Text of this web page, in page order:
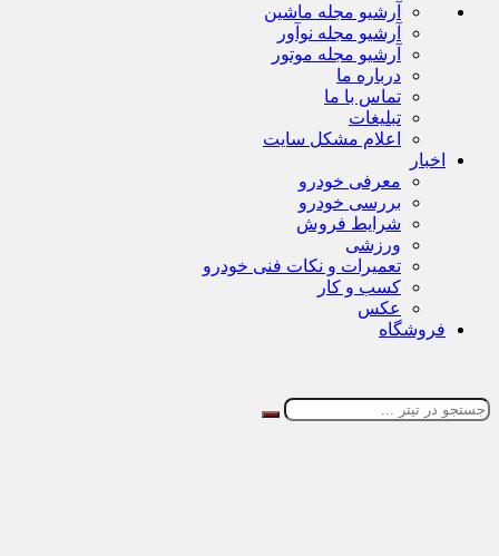
آرشیو مجله ماشین
آرشیو مجله نوآور
آرشیو مجله موتور
درباره ما
تماس با ما
تبلیغات
اعلام مشکل سایت
اخبار
معرفی خودرو
بررسی خودرو
شرایط فروش
ورزشی
تعمیرات و نکات فنی خودرو
کسب و کار
عکس
فروشگاه